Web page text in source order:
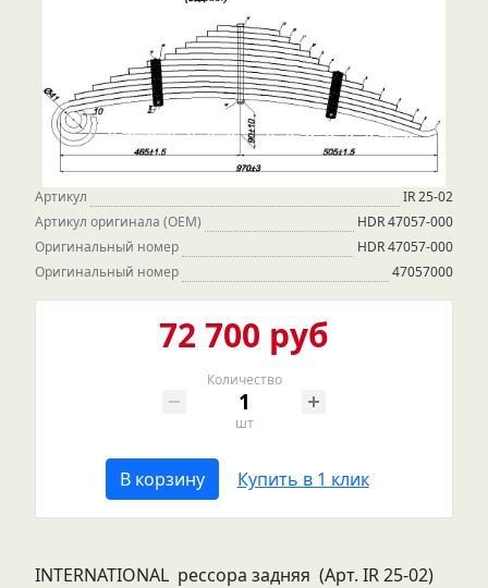
Артикул
IR 25-02
Артикул оригинала (OEM)
HDR 47057-000
Оригинальный номер
HDR 47057-000
Оригинальный номер
47057000
72 700 руб
Количество
шт
В корзину Купить в 1 клик
INTERNATIONAL рессора задняя (Арт. IR 25-02)